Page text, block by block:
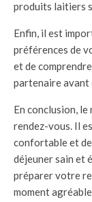
produits laitiers
Enfin, il est
préférences de
et de
partenaire avant
En conclusion,
rendez-vous. Il
confortable et
déjeuner sain et
préparer votre
moment